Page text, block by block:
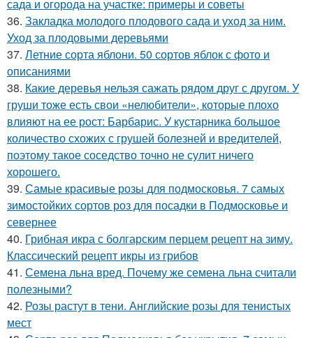
сада и огорода на участке: примеры и советы
36. Закладка молодого плодового сада и уход за ним.
Уход за плодовыми деревьями
37. Летние сорта яблони. 50 сортов яблок с фото и
описаниями
38. Какие деревья нельзя сажать рядом друг с другом. У
груши тоже есть свои «нелюбители», которые плохо
влияют на ее рост: Барбарис. У кустарника большое
количество схожих с грушей болезней и вредителей,
поэтому такое соседство точно не сулит ничего
хорошего.
39. Самые красивые розы для подмосковья. 7 самых
зимостойких сортов роз для посадки в Подмосковье и
севернее
40. Грибная икра с болгарским перцем рецепт на зиму.
Классический рецепт икры из грибов
41. Семена льна вред. Почему же семена льна считали
полезными?
42. Розы растут в тени. Английские розы для тенистых
мест